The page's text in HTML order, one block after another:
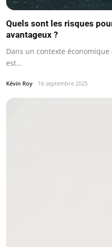
Quels sont les risques
avantageux ?
Dans un contexte
est…
Kévin Roy 16 septembre 2025